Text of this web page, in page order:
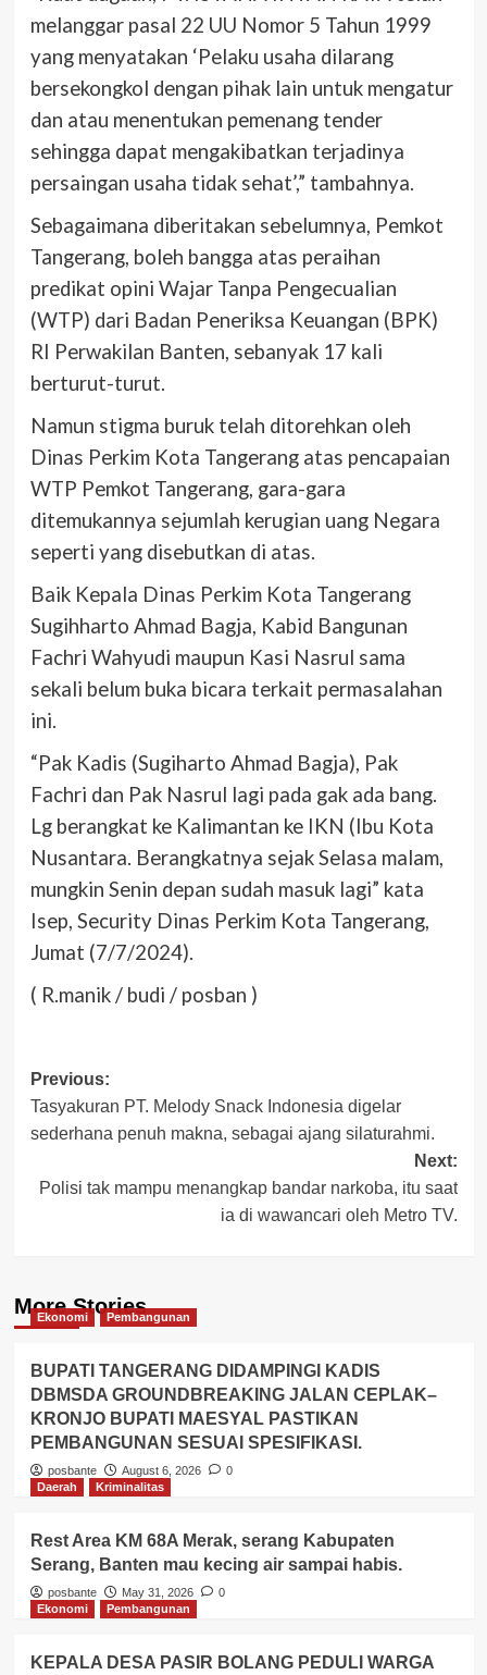
melanggar pasal 22 UU Nomor 5 Tahun 1999
yang menyatakan ‘Pelaku usaha dilarang
bersekongkol dengan pihak lain untuk mengatur
dan atau menentukan pemenang tender
sehingga dapat mengakibatkan terjadinya
persaingan usaha tidak sehat’,” tambahnya.
Sebagaimana diberitakan sebelumnya, Pemkot
Tangerang, boleh bangga atas peraihan
predikat opini Wajar Tanpa Pengecualian
(WTP) dari Badan Peneriksa Keuangan (BPK)
RI Perwakilan Banten, sebanyak 17 kali
berturut-turut.
Namun stigma buruk telah ditorehkan oleh
Dinas Perkim Kota Tangerang atas pencapaian
WTP Pemkot Tangerang, gara-gara
ditemukannya sejumlah kerugian uang Negara
seperti yang disebutkan di atas.
Baik Kepala Dinas Perkim Kota Tangerang
Sugihharto Ahmad Bagja, Kabid Bangunan
Fachri Wahyudi maupun Kasi Nasrul sama
sekali belum buka bicara terkait permasalahan
ini.
“Pak Kadis (Sugiharto Ahmad Bagja), Pak
Fachri dan Pak Nasrul lagi pada gak ada bang.
Lg berangkat ke Kalimantan ke IKN (Ibu Kota
Nusantara. Berangkatnya sejak Selasa malam,
mungkin Senin depan sudah masuk lagi” kata
Isep, Security Dinas Perkim Kota Tangerang,
Jumat (7/7/2024).
( R.manik / budi / posban )
Post
navigation
Previous:
Tasyakuran PT. Melody Snack Indonesia digelar
sederhana penuh makna, sebagai ajang silaturahmi.
Next:
Polisi tak mampu menangkap bandar narkoba, itu saat
ia di wawancari oleh Metro TV.
More Stories
Ekonomi Pembangunan
BUPATI TANGERANG DIDAMPINGI KADIS
DBMSDA GROUNDBREAKING JALAN CEPLAK–
KRONJO BUPATI MAESYAL PASTIKAN
PEMBANGUNAN SESUAI SPESIFIKASI.
posbante August 6, 2026
0
Daerah
Kriminalitas
Rest Area KM 68A Merak, serang Kabupaten
Serang, Banten mau kecing air sampai habis.
posbante May 31, 2026
0
Ekonomi
Pembangunan
KEPALA DESA PASIR BOLANG PEDULI WARGA